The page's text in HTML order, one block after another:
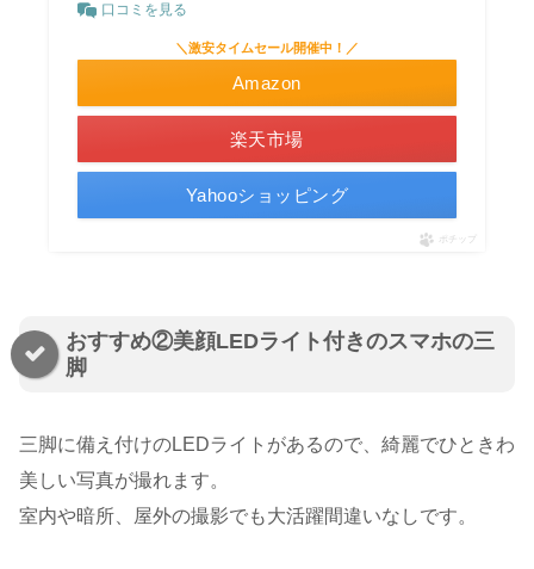
口コミを見る
＼激安タイムセール開催中！／
Amazon
楽天市場
Yahooショッピング
ポチップ
おすすめ②美顔LEDライト付きのスマホの三
脚
三脚に備え付けのLEDライトがあるので、綺麗でひときわ
美しい写真が撮れます。
室内や暗所、屋外の撮影でも大活躍間違いなしです。